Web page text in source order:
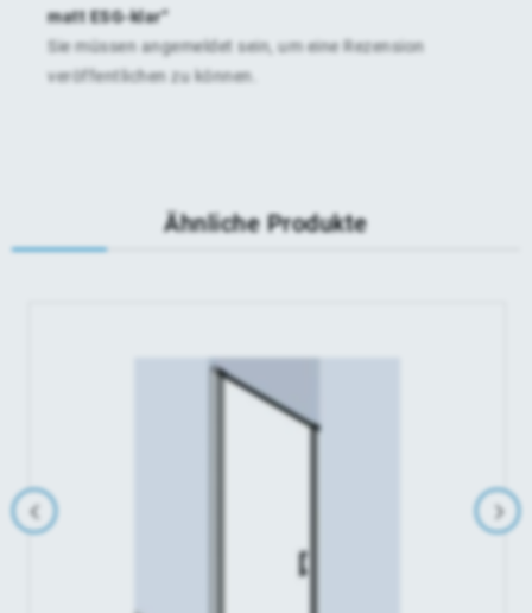
matt ESG-klar“
Sie müssen angemeldet sein, um eine Rezension
veröffentlichen zu können.
Ähnliche Produkte